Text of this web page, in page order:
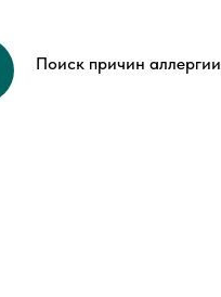
Поиск причин аллергии